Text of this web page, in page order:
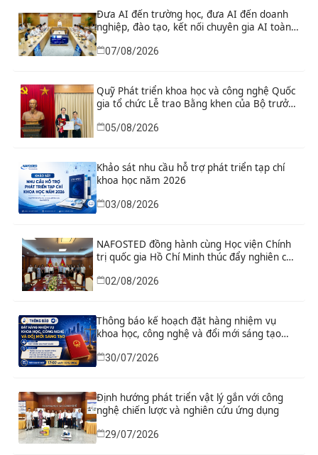
Đưa AI đến trường học, đưa AI đến doanh
nghiệp, đào tạo, kết nối chuyên gia AI toàn
cầu
07/08/2026
Quỹ Phát triển khoa học và công nghệ Quốc
gia tổ chức Lễ trao Bằng khen của Bộ trưởng
nhân có thành tích xuất sắc
05/08/2026
Khảo sát nhu cầu hỗ trợ phát triển tạp chí
khoa học năm 2026
03/08/2026
NAFOSTED đồng hành cùng Học viện Chính
trị quốc gia Hồ Chí Minh thúc đẩy nghiên cứu
02/08/2026
Thông báo kế hoạch đặt hàng nhiệm vụ
khoa học, công nghệ và đổi mới sáng tạo
“Nghiên cứu khoa học tổng kết thi hành, đề
xuất sửa đổi, bổ sung toàn diện Hiến pháp
30/07/2026
Định hướng phát triển vật lý gắn với công
nghệ chiến lược và nghiên cứu ứng dụng
29/07/2026